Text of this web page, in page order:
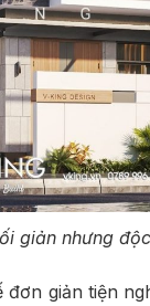
giản nhưng
giản tiện